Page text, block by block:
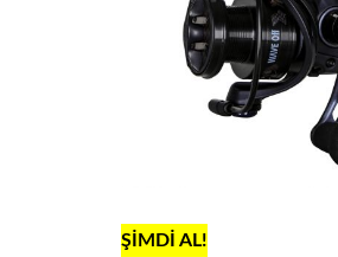
ŞİMDİ AL!